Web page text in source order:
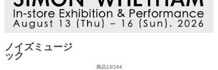
ノイズミュージ
ック
商品13/164